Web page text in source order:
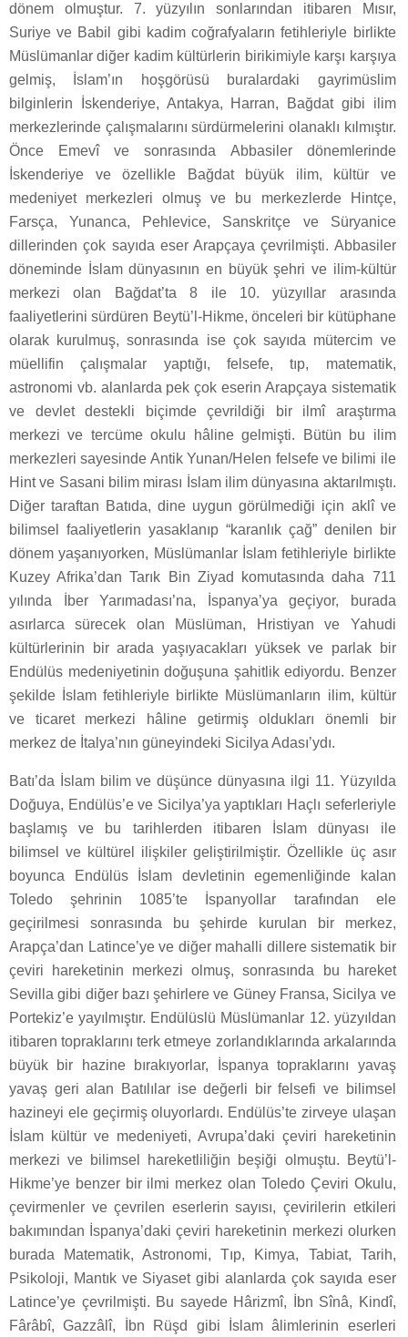
dönem olmuştur. 7. yüzyılın sonlarından itibaren Mısır,
Suriye ve Babil gibi kadim coğrafyaların fetihleriyle birlikte
Müslümanlar diğer kadim kültürlerin birikimiyle karşı karşıya
gelmiş, İslam’ın hoşgörüsü buralardaki gayrimüslim
bilginlerin İskenderiye, Antakya, Harran, Bağdat gibi ilim
merkezlerinde çalışmalarını sürdürmelerini olanaklı kılmıştır.
Önce Emevî ve sonrasında Abbasiler dönemlerinde
İskenderiye ve özellikle Bağdat büyük ilim, kültür ve
medeniyet merkezleri olmuş ve bu merkezlerde Hintçe,
Farsça, Yunanca, Pehlevice, Sanskritçe ve Süryanice
dillerinden çok sayıda eser Arapçaya çevrilmişti. Abbasiler
döneminde İslam dünyasının en büyük şehri ve ilim-kültür
merkezi olan Bağdat’ta 8 ile 10. yüzyıllar arasında
faaliyetlerini sürdüren Beytü’l-Hikme, önceleri bir kütüphane
olarak kurulmuş, sonrasında ise çok sayıda mütercim ve
müellifin çalışmalar yaptığı, felsefe, tıp, matematik,
astronomi vb. alanlarda pek çok eserin Arapçaya sistematik
ve devlet destekli biçimde çevrildiği bir ilmî araştırma
merkezi ve tercüme okulu hâline gelmişti. Bütün bu ilim
merkezleri sayesinde Antik Yunan/Helen felsefe ve bilimi ile
Hint ve Sasani bilim mirası İslam ilim dünyasına aktarılmıştı.
Diğer taraftan Batıda, dine uygun görülmediği için aklî ve
bilimsel faaliyetlerin yasaklanıp “karanlık çağ” denilen bir
dönem yaşanıyorken, Müslümanlar İslam fetihleriyle birlikte
Kuzey Afrika’dan Tarık Bin Ziyad komutasında daha 711
yılında İber Yarımadası’na, İspanya’ya geçiyor, burada
asırlarca sürecek olan Müslüman, Hristiyan ve Yahudi
kültürlerinin bir arada yaşıyacakları yüksek ve parlak bir
Endülüs medeniyetinin doğuşuna şahitlik ediyordu. Benzer
şekilde İslam fetihleriyle birlikte Müslümanların ilim, kültür
ve ticaret merkezi hâline getirmiş oldukları önemli bir
merkez de İtalya’nın güneyindeki Sicilya Adası’ydı.
Batı’da İslam bilim ve düşünce dünyasına ilgi 11. Yüzyılda
Doğuya, Endülüs’e ve Sicilya’ya yaptıkları Haçlı seferleriyle
başlamış ve bu tarihlerden itibaren İslam dünyası ile
bilimsel ve kültürel ilişkiler geliştirilmiştir. Özellikle üç asır
boyunca Endülüs İslam devletinin egemenliğinde kalan
Toledo şehrinin 1085’te İspanyollar tarafından ele
geçirilmesi sonrasında bu şehirde kurulan bir merkez,
Arapça’dan Latince’ye ve diğer mahalli dillere sistematik bir
çeviri hareketinin merkezi olmuş, sonrasında bu hareket
Sevilla gibi diğer bazı şehirlere ve Güney Fransa, Sicilya ve
Portekiz’e yayılmıştır. Endülüslü Müslümanlar 12. yüzyıldan
itibaren topraklarını terk etmeye zorlandıklarında arkalarında
büyük bir hazine bırakıyorlar, İspanya topraklarını yavaş
yavaş geri alan Batılılar ise değerli bir felsefi ve bilimsel
hazineyi ele geçirmiş oluyorlardı. Endülüs’te zirveye ulaşan
İslam kültür ve medeniyeti, Avrupa’daki çeviri hareketinin
merkezi ve bilimsel hareketliliğin beşiği olmuştu. Beytü’l-
Hikme’ye benzer bir ilmi merkez olan Toledo Çeviri Okulu,
çevirmenler ve çevrilen eserlerin sayısı, çevirilerin etkileri
bakımından İspanya’daki çeviri hareketinin merkezi olurken
burada Matematik, Astronomi, Tıp, Kimya, Tabiat, Tarih,
Psikoloji, Mantık ve Siyaset gibi alanlarda çok sayıda eser
Latince’ye çevrilmişti. Bu sayede Hârizmî, İbn Sînâ, Kindî,
Fârâbî, Gazzâlî, İbn Rüşd gibi İslam âlimlerinin eserleri